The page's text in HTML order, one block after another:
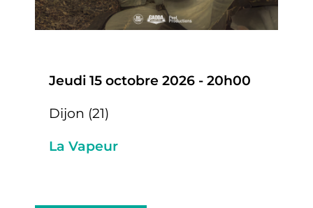
Jeudi 15 octobre 2026 - 20h00
Dijon (21)
La Vapeur